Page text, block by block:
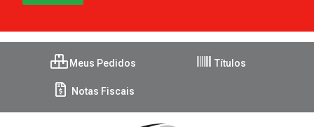
Meus Pedidos Títulos
Notas Fiscais